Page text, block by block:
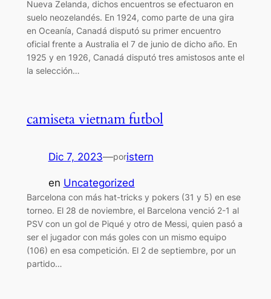
Nueva Zelanda, dichos encuentros se efectuaron en
suelo neozelandés. En 1924, como parte de una gira
en Oceanía, Canadá disputó su primer encuentro
oficial frente a Australia el 7 de junio de dicho año. En
1925 y en 1926, Canadá disputó tres amistosos ante el
la selección…
camiseta vietnam futbol
Dic 7, 2023—poristern
en Uncategorized
Barcelona con más hat-tricks y pokers (31 y 5) en ese
torneo. El 28 de noviembre, el Barcelona venció 2-1 al
PSV con un gol de Piqué y otro de Messi, quien pasó a
ser el jugador con más goles con un mismo equipo
(106) en esa competición. El 2 de septiembre, por un
partido…